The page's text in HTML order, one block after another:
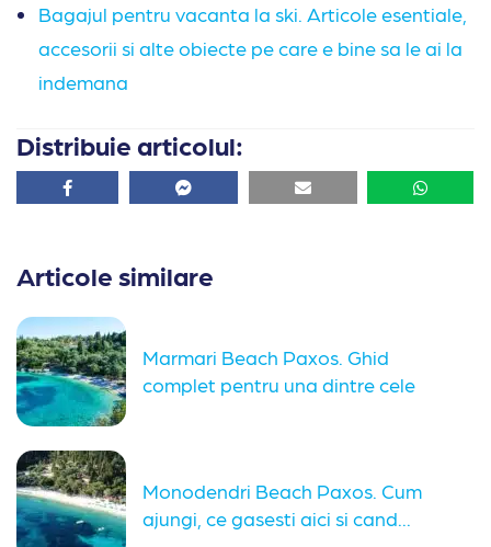
Bagajul pentru vacanta la ski. Articole esentiale,
accesorii si alte obiecte pe care e bine sa le ai la
indemana
Distribuie articolul:
Facebook Facebook Email
Articole similare
Marmari Beach Paxos. Ghid
complet pentru una dintre cele
Monodendri Beach Paxos. Cum
ajungi, ce gasesti aici si cand...